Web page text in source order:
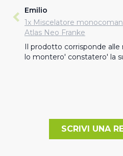
Emilio
1x Miscelatore
Atlas Neo Franke
Il prodotto corrisponde alle
lo montero' constatero' la
SCRIVI UNA